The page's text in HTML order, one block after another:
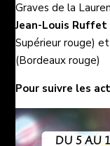
Graves de la
Jean-Louis Ruffet
Supérieur rouge)
(Bordeaux rouge)
Pour suivre les